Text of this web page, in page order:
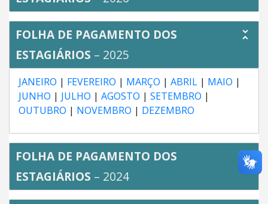
FOLHA DE PAGAMENTO DOS
ESTAGIÁRIOS – 2025
JANEIRO | FEVEREIRO | MARÇO | ABRIL | MAIO |
JUNHO | JULHO | AGOSTO | SETEMBRO |
OUTUBRO | NOVEMBRO | DEZEMBRO
FOLHA DE PAGAMENTO DOS
ESTAGIÁRIOS – 2024